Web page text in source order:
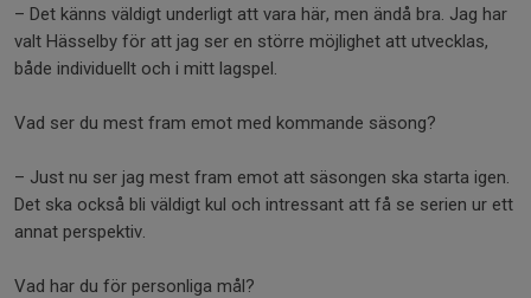
– Det känns väldigt underligt att vara här, men ändå bra. Jag har
valt Hässelby för att jag ser en större möjlighet att utvecklas,
både individuellt och i mitt lagspel.
Vad ser du mest fram emot med kommande säsong?
– Just nu ser jag mest fram emot att säsongen ska starta igen.
Det ska också bli väldigt kul och intressant att få se serien ur ett
annat perspektiv.
Vad har du för personliga mål?